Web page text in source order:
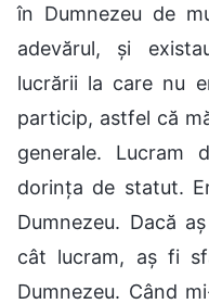
în Dumnezeu de
adevărul, și
lucrării la care nu
particip, astfel că
generale. Lucram
dorința de statut.
Dumnezeu. Dacă
cât lucram, aș fi
Dumnezeu. Când